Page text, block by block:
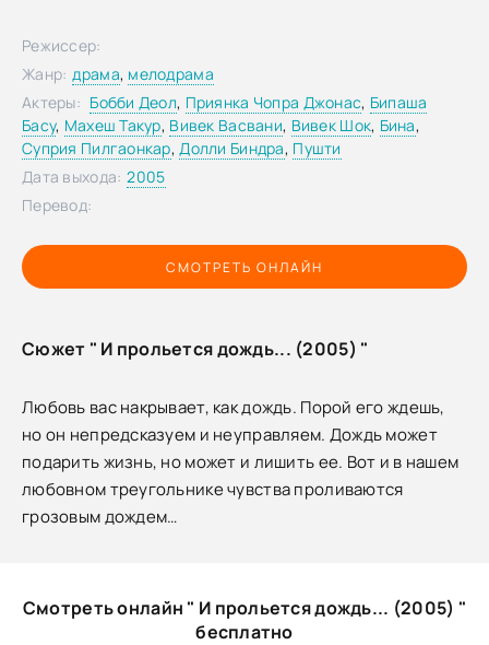
СМОТРЕТЬ ОНЛАЙН
Режиссер:
Жанр: драма, мелодрама
Актеры: Бобби Деол, Приянка Чопра Джонас, Бипаша
Басу, Махеш Такур, Вивек Васвани, Вивек Шок, Бина,
Суприя Пилгаонкар,Долли Биндра, Пушти
Дата выхода: 2005
Перевод:
Сюжет " И прольется дождь... (2005) "
Любовь вас накрывает, как дождь. Порой его ждешь,
но он непредсказуем и неуправляем. Дождь может
подарить жизнь, но может и лишить ее. Вот и в нашем
любовном треугольнике чувства проливаются
грозовым дождем…
Смотреть онлайн " И прольется дождь... (2005) "
бесплатно